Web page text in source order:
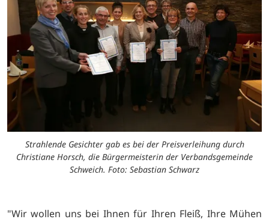
Strahlende Gesichter gab es bei der Preisverleihung durch
Christiane Horsch, die Bürgermeisterin der Verbandsgemeinde
Schweich. Foto: Sebastian Schwarz
"Wir wollen uns bei Ihnen für Ihren Fleiß, Ihre Mühen